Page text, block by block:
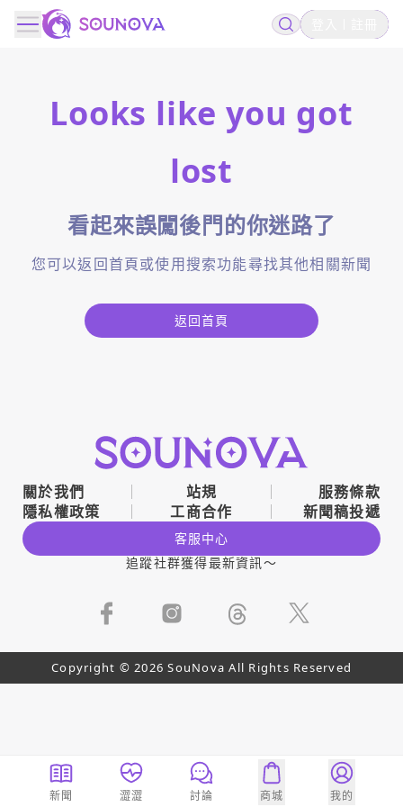
Looks like you got
lost
看起來誤闖後門的你迷路了
您可以返回首頁或使用搜索功能尋找其他相關新聞
返回首頁
關於我們 站規
服務條款
隱私權政策
工商合作 新聞稿投遞
客服中心
追蹤社群獲得最新資訊～
Copyright © 2026 SouNova All Rights Reserved
新聞 澀澀 討論 商城 我的